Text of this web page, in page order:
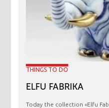
THINGS TO DO
ELFU FABRIKA
Today the collection «Elfu